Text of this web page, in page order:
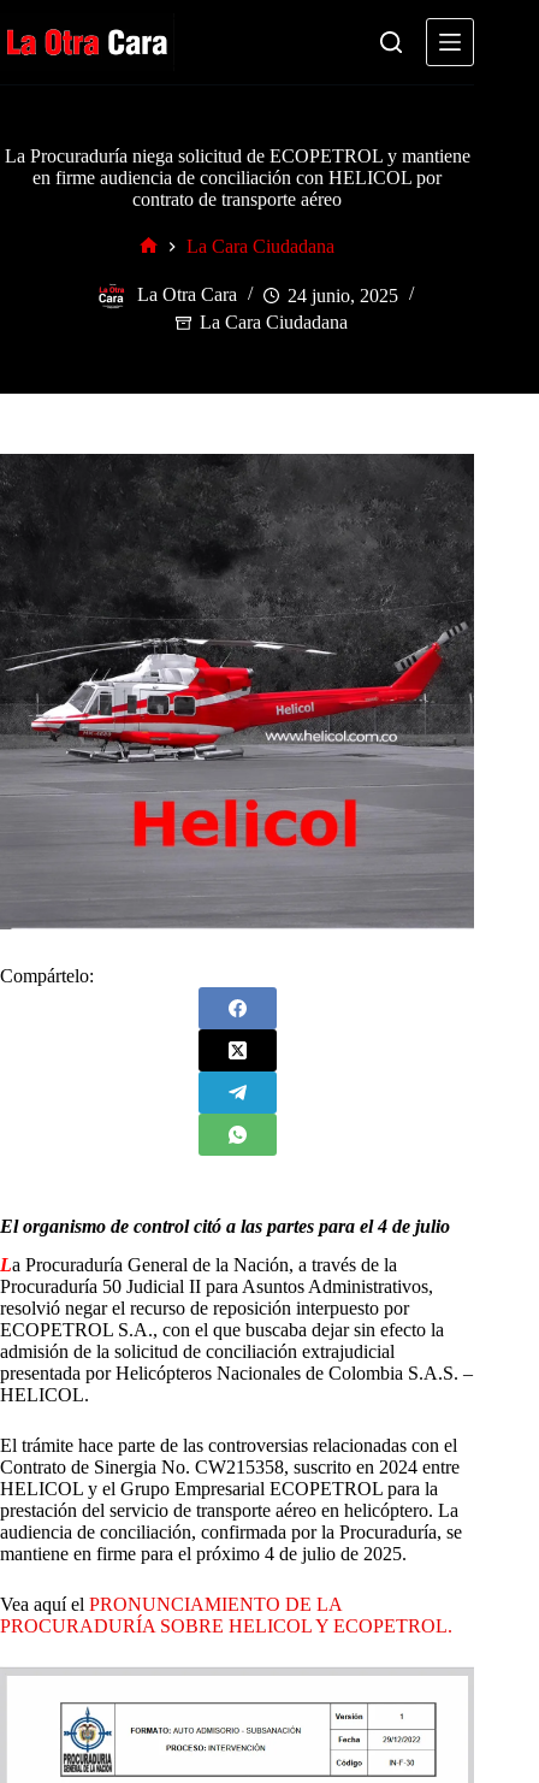
al
contenido
La Procuraduría niega solicitud de ECOPETROL y mantiene
en firme audiencia de conciliación con HELICOL por
contrato de transporte aéreo
La Cara Ciudadana
La Otra Cara
24 junio, 2025
La Cara Ciudadana
Compártelo:
El organismo de control citó a las partes para el 4 de julio
La Procuraduría General de la Nación, a través de la
Procuraduría 50 Judicial II para Asuntos Administrativos,
resolvió negar el recurso de reposición interpuesto por
ECOPETROL S.A., con el que buscaba dejar sin efecto la
admisión de la solicitud de conciliación extrajudicial
presentada por Helicópteros Nacionales de Colombia S.A.S. –
HELICOL.
El trámite hace parte de las controversias relacionadas con el
Contrato de Sinergia No. CW215358, suscrito en 2024 entre
HELICOL y el Grupo Empresarial ECOPETROL para la
prestación del servicio de transporte aéreo en helicóptero. La
audiencia de conciliación, confirmada por la Procuraduría, se
mantiene en firme para el próximo 4 de julio de 2025.
Vea aquí el PRONUNCIAMIENTO DE LA
PROCURADURÍA SOBRE HELICOL Y ECOPETROL.